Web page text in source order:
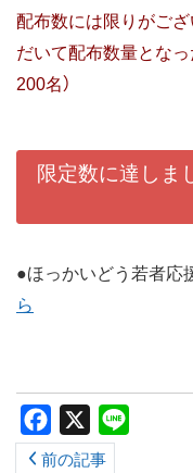
配布数には限りがご
だいて配布数量とな
200名）
限定数に達しま
●ほっかいどう若者応
ら
Facebook
前の記事